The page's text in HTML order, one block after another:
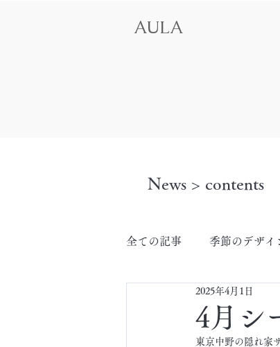
AULA
News > contents
全ての記事 季節のデザイ
4月シ
2025年4月1日
東京中野の隠れ家